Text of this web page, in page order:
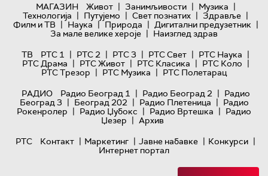
МАГАЗИН
Живот | Занимљивости | Музика |
Технологијa | Путујемо | Свет познатих | Здравље |
Филм и ТВ | Наука | Природа | Дигитални предузетник |
За мале велике хероје | Наизглед здрав
ТВ
РТС 1 | РТС 2 | РТС 3 | РТС Свет | РТС Наука |
РТС Драма | РТС Живот | РТС Класика | РТС Коло |
РТС Трезор | РТС Музика | РТС Полетарац
РАДИО
Радио Београд 1 | Радио Београд 2 | Радио
Београд 3 | Београд 202 | Радио Плетеница | Радио
Рокенролер | Радио Џубокс | Радио Вртешка | Радио
Џезер | Архив
РТС
Контакт | Маркетинг | Јавне набавке | Конкурси |
Интернет портал